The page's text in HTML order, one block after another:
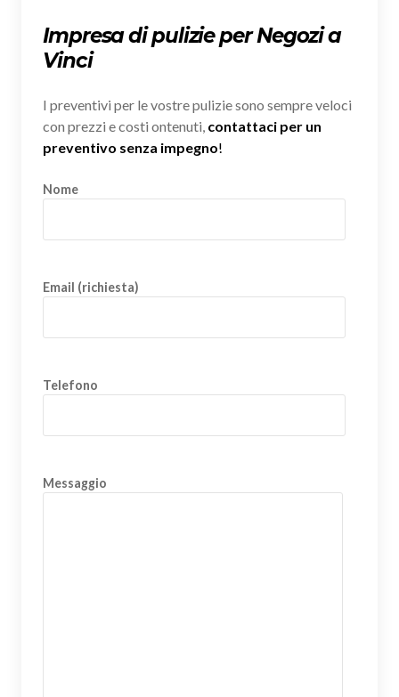
Impresa di pulizie per Negozi a
Vinci
I preventivi per le vostre pulizie sono sempre veloci
con prezzi e costi ontenuti, contattaci per un
preventivo senza impegno!
Nome
Email (richiesta)
Telefono
Messaggio